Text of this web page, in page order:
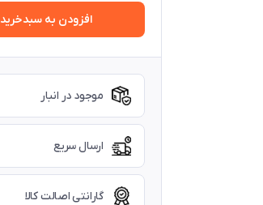
افزودن به سبدخرید
موجود در انبار
ارسال سریع
گارانتی اصالت کالا